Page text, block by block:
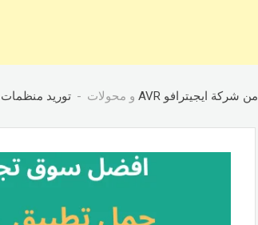
انفرتر و UPS و محولات توريد منظمات الجهد AVR من شركة ايجيترافو